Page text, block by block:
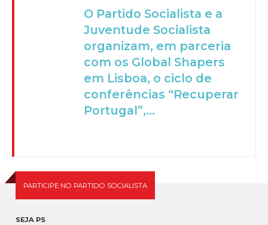
O Partido Socialista e a
Juventude Socialista
organizam, em parceria
com os Global Shapers
em Lisboa, o ciclo de
conferências “Recuperar
Portugal”,...
PARTICIPE NO PARTIDO SOCIALISTA
SEJA PS